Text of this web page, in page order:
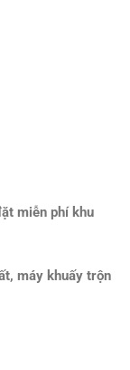
miễn phí khu
máy khuấy trộn